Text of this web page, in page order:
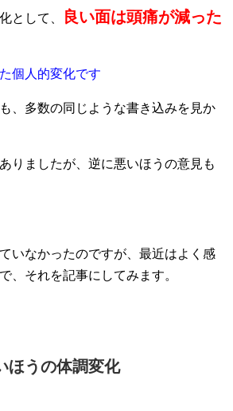
として、 良い面は頭痛が減った
個人的変化です
、多数の同じような書き込みを見か
りましたが、逆に悪いほうの意見も
いなかったのですが、最近はよく感
、それを記事にしてみます。
ほうの体調変化